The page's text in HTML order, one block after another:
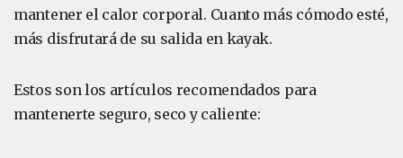
mantener el calor corporal. Cuanto más cómodo esté,
más disfrutará de su salida en kayak.
Estos son los artículos recomendados para
mantenerte seguro, seco y caliente: